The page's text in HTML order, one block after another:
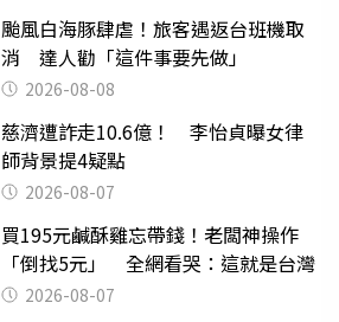
颱風白海豚肆虐！旅客遇返台班機取
消 達人勸「這件事要先做」
2026-08-08
慈濟遭詐走10.6億！ 李怡貞曝女律
師背景提4疑點
2026-08-07
買195元鹹酥雞忘帶錢！老闆神操作
「倒找5元」 全網看哭：這就是台灣
2026-08-07